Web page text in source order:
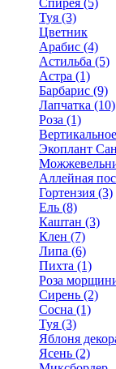
Спирея (5)
Туя (3)
Цветник
Арабис (4)
Астильба (5)
Астра (1)
Барбарис (9)
Лапчатка (10)
Роза (1)
Экоплант
Аллейная
Гортензия (3)
Ель (8)
Каштан (3)
Клен (7)
Липа (6)
Пихта (1)
Роза
Сирень (2)
Сосна (1)
Туя (3)
Яблоня
Ясень (2)